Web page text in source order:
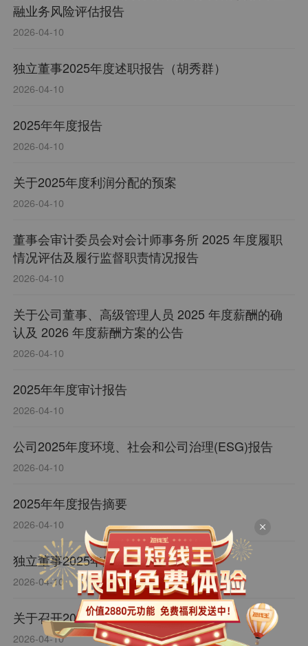
融业务风险评估报告
2026-04-10
独立董事2025年度述职报告（胡秀群）
2026-04-10
2025年年度报告
2026-04-10
关于2025年度利润分配的预案
2026-04-10
董事会审计委员会对会计师事务所 2025 年度履职
情况评估及履行监督职责情况报告
2026-04-10
关于公司董事、高级管理人员 2025 年度薪酬的确
认及 2026 年度薪酬方案的公告
2026-04-10
2025年年度审计报告
2026-04-10
公司2025年度环境、社会和公司治理(ESG)报告
2026-04-10
2025年年度报告摘要
2026-04-10
独立董事2025年度述职报告（邵蓉）
2026-04-10
关于召开2025年年度股东会的通知
2026-04-10